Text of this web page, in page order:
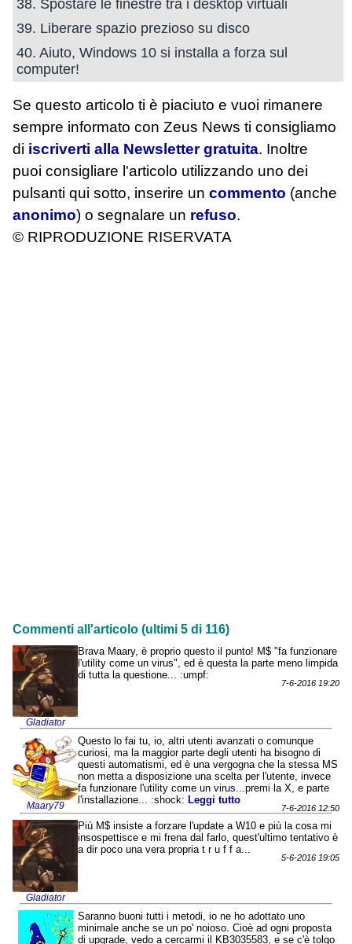
38. Spostare le finestre tra i desktop virtuali
39. Liberare spazio prezioso su disco
40. Aiuto, Windows 10 si installa a forza sul
computer!
Se questo articolo ti è piaciuto e vuoi rimanere
sempre informato con Zeus News ti consigliamo
di iscriverti alla Newsletter gratuita. Inoltre
puoi consigliare l'articolo utilizzando uno dei
pulsanti qui sotto, inserire un commento (anche
anonimo) o segnalare un refuso.
© RIPRODUZIONE RISERVATA
Commenti all'articolo (ultimi 5 di 116)
Gladiator
Brava Maary, è proprio questo il punto! M$ "fa funzionare
l'utility come un virus", ed è questa la parte meno limpida
di tutta la questione... :umpf:
7-6-2016 19:20
Maary79
Questo lo fai tu, io, altri utenti avanzati o comunque
curiosi, ma la maggior parte degli utenti ha bisogno di
questi automatismi, ed è una vergogna che la stessa MS
non metta a disposizione una scelta per l'utente, invece
fa funzionare l'utility come un virus...premi la X, e parte
l'installazione... :shock: Leggi tutto
7-6-2016 12:50
Gladiator
Più M$ insiste a forzare l'update a W10 e più la cosa mi
insospettisce e mi frena dal farlo, quest'ultimo tentativo è
a dir poco una vera propria t r u f f a...
5-6-2016 19:05
Saranno buoni tutti i metodi, io ne ho adottato uno
minimale anche se un po' noioso. Cioè ad ogni proposta
di upgrade, vedo a cercarmi il KB3035583, e se c'è tolgo